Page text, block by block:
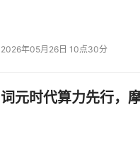
2026年05月26日 10点30分
词元时代算力先行，